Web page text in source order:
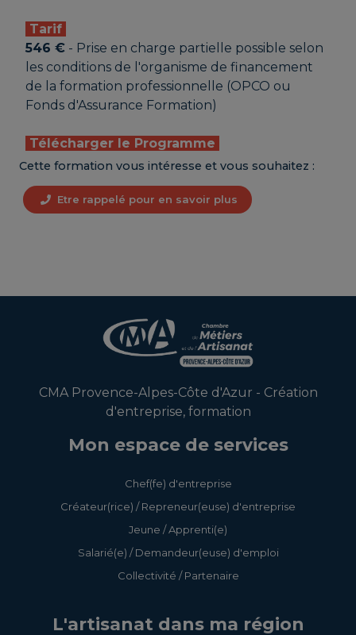
Tarif
546 € - Prise en charge partielle possible selon
les conditions de l'organisme de financement
de la formation professionnelle (OPCO ou
Fonds d'Assurance Formation)
Télécharger le Programme
Cette formation vous intéresse et vous souhaitez :
Etre rappelé pour en savoir plus
CMA Provence-Alpes-Côte d'Azur - Création
d'entreprise, formation
Mon espace de services
Chef(fe) d'entreprise
Créateur(rice) / Repreneur(euse) d'entreprise
Jeune / Apprenti(e)
Salarié(e) / Demandeur(euse) d'emploi
Collectivité / Partenaire
L'artisanat dans ma région